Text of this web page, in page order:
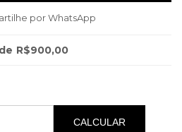
por WhatsApp
R$900,00
ALTERAR CEP
CALCULAR